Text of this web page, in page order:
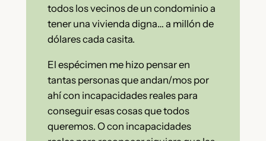
todos los vecinos de un condominio a
tener una vivienda digna… a millón de
dólares cada casita.
El espécimen me hizo pensar en
tantas personas que andan/mos por
ahí con incapacidades reales para
conseguir esas cosas que todos
queremos. O con incapacidades